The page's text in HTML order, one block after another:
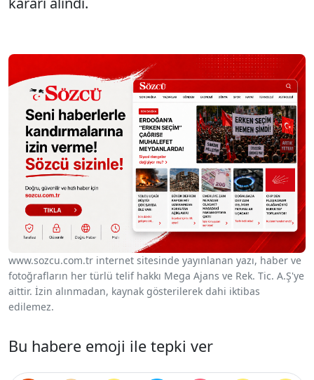
www.sozcu.com.tr internet sitesinde yayınlanan yazı, haber ve
fotoğrafların her türlü telif hakkı Mega Ajans ve Rek. Tic. A.Ş'ye
aittir. İzin alınmadan, kaynak gösterilerek dahi iktibas
edilemez.
Bu habere emoji ile tepki ver